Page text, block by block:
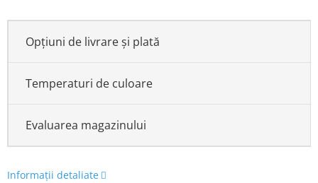
Opțiuni de livrare și plată
Temperaturi de culoare
Evaluarea magazinului
Informaţii detaliate